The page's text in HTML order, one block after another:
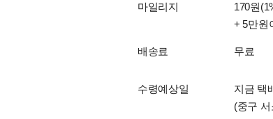
마일리지 170원
+ 5만원
배송료 무료
수령예상일
지금 택
(중구